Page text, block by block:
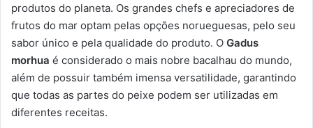
produtos do planeta. Os grandes chefs e apreciadores de
frutos do mar optam pelas opções norueguesas, pelo seu
sabor único e pela qualidade do produto. O Gadus
morhua é considerado o mais nobre bacalhau do mundo,
além de possuir também imensa versatilidade, garantindo
que todas as partes do peixe podem ser utilizadas em
diferentes receitas.